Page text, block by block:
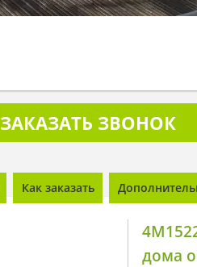
ЗАКАЗАТЬ ЗВОНОК
Как заказать
дома